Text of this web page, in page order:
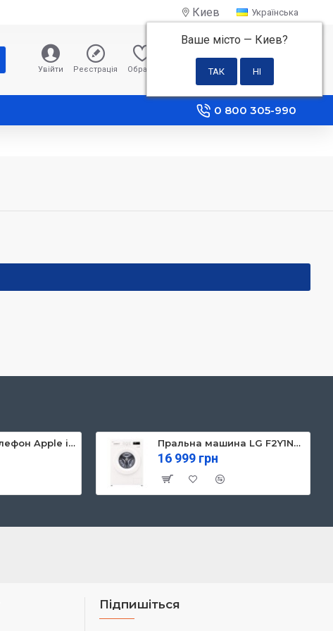
Киев
Ваше місто — Киев?
Українська
Увійти Реєстрація Обране Порівняння
0 грн
0 800 305-990
Мобільний телефон Apple iPhone 13 128GB Starlight (MLPG3) Пральна машина LG F2Y1NS3W
16 999 грн
Підпишіться